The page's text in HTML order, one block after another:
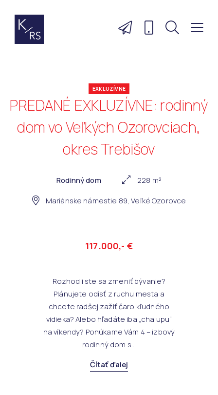
EXKLUZÍVNE
PREDANÉ EXKLUZÍVNE: rodinný
dom vo Veľkých Ozorovciach,
okres Trebišov
Rodinný dom
228 m²
Mariánske námestie 89, Veľké Ozorovce
117.000,- €
Rozhodli ste sa zmeniť bývanie?
Plánujete odísť z ruchu mesta a
chcete radšej zažiť čaro kľudného
vidieka? Alebo hľadáte iba „chalupu“
na víkendy? Ponúkame Vám 4 – izbový
rodinný dom s...
Čítať ďalej